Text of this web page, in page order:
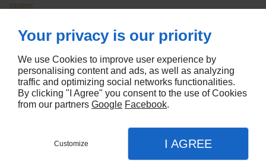
PROPOS
Accueil
Nous contacter
Mentions légales
SUIVEZ NOUS
Your privacy is our priority
We use Cookies to improve user experience by
personalising content and ads, as well as analyzing
traffic and optimizing social networks functionalities.
By clicking "I Agree" you consent to the use of Cookies
from our partners Google Facebook.
Customize I AGREE